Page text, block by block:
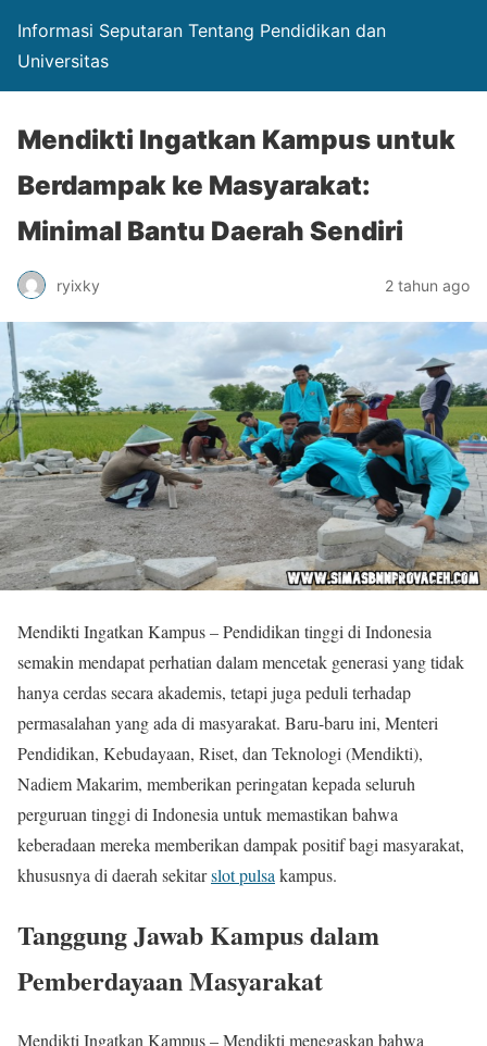
Informasi Seputaran Tentang Pendidikan dan
Universitas
Mendikti Ingatkan Kampus untuk
Berdampak ke Masyarakat:
Minimal Bantu Daerah Sendiri
ryixky 2 tahun ago
Mendikti Ingatkan Kampus – Pendidikan tinggi di Indonesia
semakin mendapat perhatian dalam mencetak generasi yang tidak
hanya cerdas secara akademis, tetapi juga peduli terhadap
permasalahan yang ada di masyarakat. Baru-baru ini, Menteri
Pendidikan, Kebudayaan, Riset, dan Teknologi (Mendikti),
Nadiem Makarim, memberikan peringatan kepada seluruh
perguruan tinggi di Indonesia untuk memastikan bahwa
keberadaan mereka memberikan dampak positif bagi masyarakat,
khususnya di daerah sekitarslot pulsakampus.
Tanggung Jawab Kampus dalam
Pemberdayaan Masyarakat
Mendikti Ingatkan Kampus – Mendikti menegaskan bahwa